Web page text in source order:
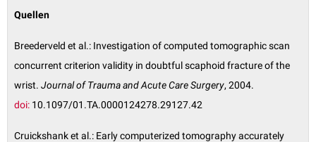
Quellen
Breederveld et al.: Investigation of computed tomographic scan
concurrent criterion validity in doubtful scaphoid fracture of the
wrist. Journal of Trauma and Acute Care Surgery, 2004.
doi: 10.1097/01.TA.0000124278.29127.42
Cruickshank et al.: Early computerized tomography accurately